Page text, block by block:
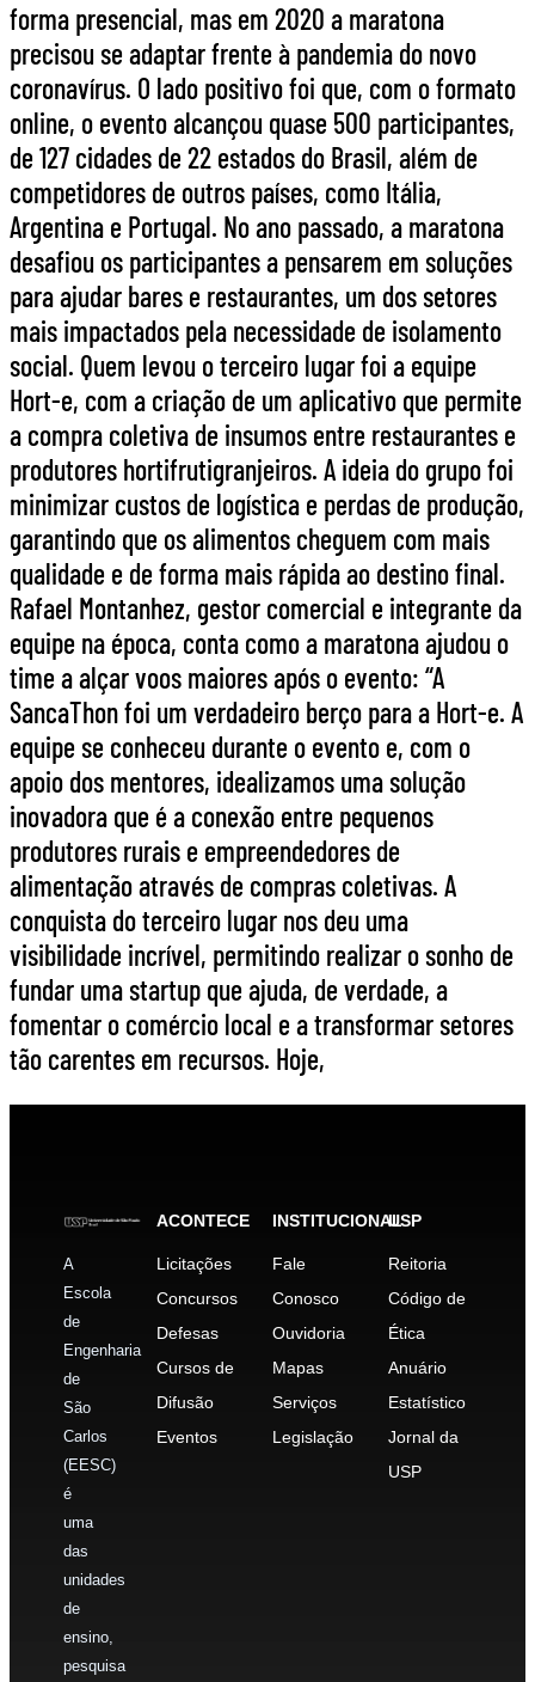
forma presencial, mas em 2020 a maratona
precisou se adaptar frente à pandemia do novo
coronavírus. O lado positivo foi que, com o formato
online, o evento alcançou quase 500 participantes,
de 127 cidades de 22 estados do Brasil, além de
competidores de outros países, como Itália,
Argentina e Portugal. No ano passado, a maratona
desafiou os participantes a pensarem em soluções
para ajudar bares e restaurantes, um dos setores
mais impactados pela necessidade de isolamento
social. Quem levou o terceiro lugar foi a equipe
Hort-e, com a criação de um aplicativo que permite
a compra coletiva de insumos entre restaurantes e
produtores hortifrutigranjeiros. A ideia do grupo foi
minimizar custos de logística e perdas de produção,
garantindo que os alimentos cheguem com mais
qualidade e de forma mais rápida ao destino final.
Rafael Montanhez, gestor comercial e integrante da
equipe na época, conta como a maratona ajudou o
time a alçar voos maiores após o evento: “A
SancaThon foi um verdadeiro berço para a Hort-e. A
equipe se conheceu durante o evento e, com o
apoio dos mentores, idealizamos uma solução
inovadora que é a conexão entre pequenos
produtores rurais e empreendedores de
alimentação através de compras coletivas. A
conquista do terceiro lugar nos deu uma
visibilidade incrível, permitindo realizar o sonho de
fundar uma startup que ajuda, de verdade, a
fomentar o comércio local e a transformar setores
tão carentes em recursos. Hoje,
A
Escola
de
Engenharia
de
São
Carlos
(EESC)
é
uma
das
unidades
de
ensino,
pesquisa
ACONTECE
Licitações
Concursos
Defesas
Cursos de
Difusão
Eventos
INSTITUCIONAL
Fale
Conosco
Ouvidoria
Mapas
Serviços
Legislação
USP
Reitoria
Código de
Ética
Anuário
Estatístico
Jornal da
USP